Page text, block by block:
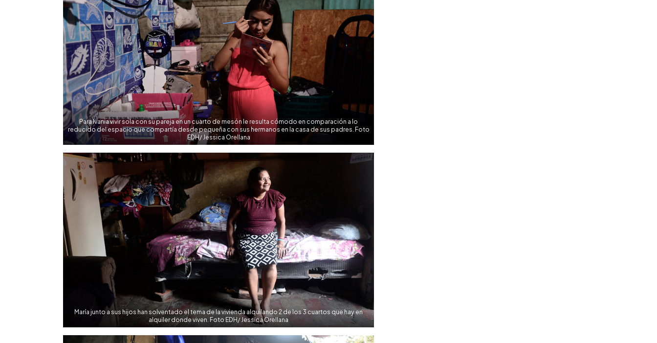
Para Ivania vivir sola con su pareja en un cuarto de mesón le resulta cómodo en comparación a lo
reducido del espacio que compartía desde pequeña con sus hermanos en la casa de sus padres. Foto
EDH/ Jessica Orellana
María junto a sus hijos han solventado el tema de la vivienda alquilando 2 de los 3 cuartos que hay en
alquiler donde viven. Foto EDH/ Jessica Orellana